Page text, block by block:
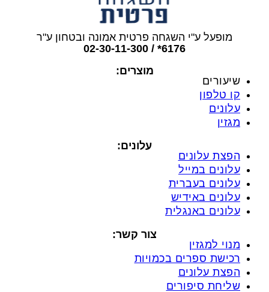
מופעל ע"י השגחה פרטית אמונה ובטחון ע"ר
6176* / 02-30-11-300
מוצרים:
שיעורים
קו טלפון
עלונים
מגזין
עלונים:
הפצת עלונים
עלונים במייל
עלונים בעברית
עלונים באידיש
עלונים באנגלית
צור קשר:
מנוי למגזין
רכישת ספרים בכמויות
הפצת עלונים
שליחת סיפורים